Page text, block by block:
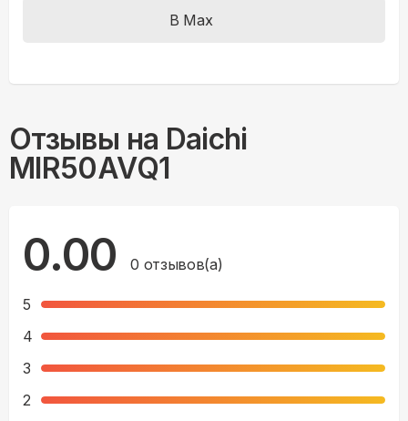
В Max
Отзывы на Daichi
MIR50AVQ1
0.00 0 отзывов(а)
5
4
3
2